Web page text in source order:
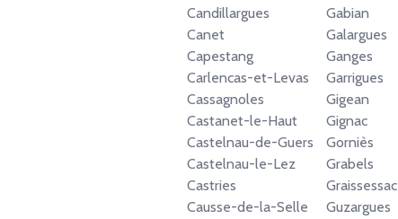
Candillargues
Canet
Capestang
Carlencas-et-Levas
Cassagnoles
Castanet-le-Haut
Castelnau-de-Guers
Castelnau-le-Lez
Castries
Causse-de-la-Selle
Gabian
Galargues
Ganges
Garrigues
Gigean
Gignac
Gorniès
Grabels
Graissessac
Guzargues